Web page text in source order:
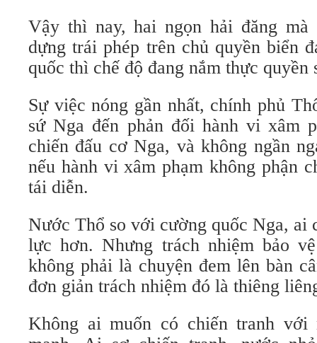
Vậy thì nay, hai ngọn hải đăng mà
dựng trái phép trên chủ quyền biển
quốc thì chế độ đang nắm thực quyền
Sự việc nóng gần nhất, chính phủ
sứ Nga đến phản đối hành vi xâm
chiến đấu cơ Nga, và không ngần
nếu hành vi xâm phạm không phận
tái diễn.
Nước Thổ so với cường quốc Nga, ai
lực hơn. Nhưng trách nhiệm bảo
không phải là chuyện đem lên bàn
đơn giản trách nhiệm đó là thiêng
Không ai muốn có chiến tranh